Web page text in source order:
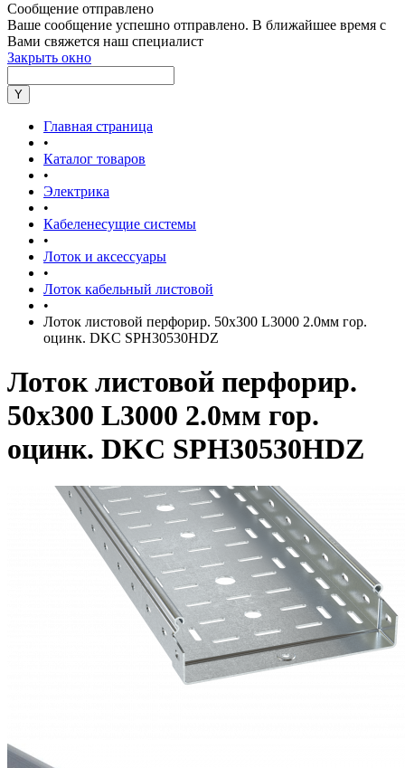
Сообщение отправлено
Ваше сообщение успешно отправлено. В ближайшее время с
Вами свяжется наш специалист
Закрыть окно
Главная страница
•
Каталог товаров
•
Электрика
•
Кабеленесущие системы
•
Лоток и аксессуары
•
Лоток кабельный листовой
•
Лоток листовой перфорир. 50х300 L3000 2.0мм гор.
оцинк. DKC SPH30530HDZ
Лоток листовой перфорир.
50х300 L3000 2.0мм гор.
оцинк. DKC SPH30530HDZ